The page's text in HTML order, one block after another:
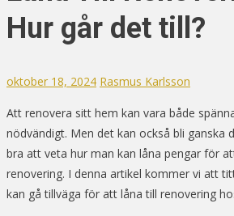
Hur går det till?
oktober 18, 2024 Rasmus Karlsson
Att renovera sitt hem kan vara både
nödvändigt. Men det kan också bli ganska
bra att veta hur man kan låna pengar för
renovering. I denna artikel kommer vi att
kan gå tillväga för att låna till renovering